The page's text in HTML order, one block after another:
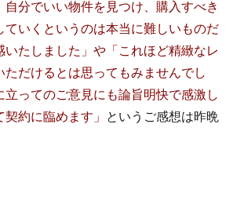
自分でいい物件を見つけ、購入すべき
ていくというのは本当に難しいものだ
いたしました」や「これほど精緻なレ
ただけるとは思ってもみませんでし
立ってのご意見にも論旨明快で感激し
約に臨めます」 というご感想は昨晩